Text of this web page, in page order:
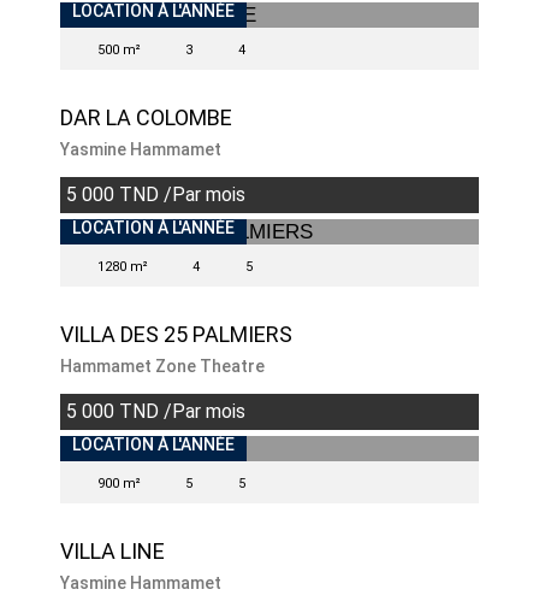
LOCATION À L'ANNÉE
500 m² 3 4
DAR LA COLOMBE
Yasmine Hammamet
5 000 TND /Par mois
INDISPONIBLE
LOCATION À L'ANNÉE
1280 m² 4 5
VILLA DES 25 PALMIERS
Hammamet Zone Theatre
5 000 TND /Par mois
INDISPONIBLE
LOCATION À L'ANNÉE
900 m² 5 5
VILLA LINE
Yasmine Hammamet